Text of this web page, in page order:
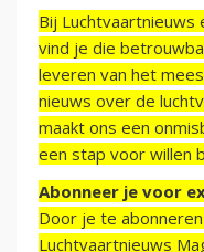
Bij Luchtvaartnieuws
vind je die
leveren van het
nieuws over de
maakt ons een
een stap voor willen
Abonneer je voor
Door je te
Luchtvaartnieuws